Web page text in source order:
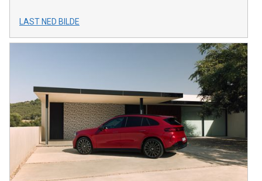
LAST NED BILDE